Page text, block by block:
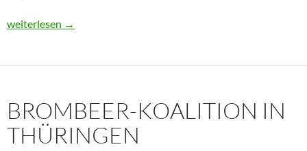
Usbekistan 2025: Unterwegs in einem Land im Aufbruch
weiterlesen →
BROMBEER-KOALITION IN
THÜRINGEN